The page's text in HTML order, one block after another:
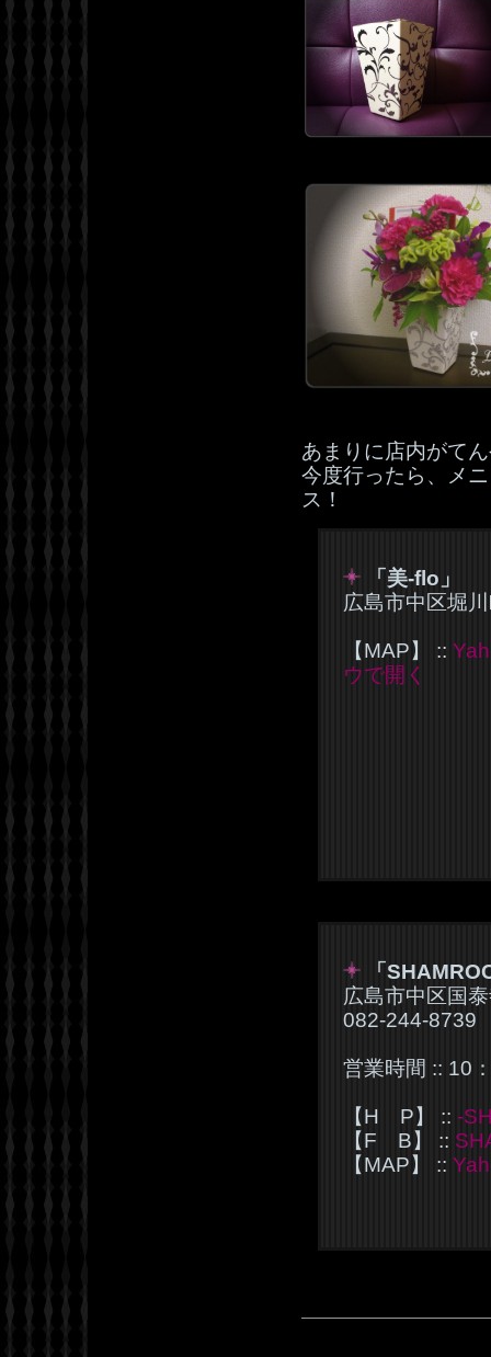
あまりに店内がて
今度行ったら、メ
ス！
「美-flo」
広島市中区堀
【MAP】 ::
ウで開く
「
広島市中区国
082-244-8739
営業時間 :: 10
【H P】 :: -
【F B】 ::
【MAP】 ::